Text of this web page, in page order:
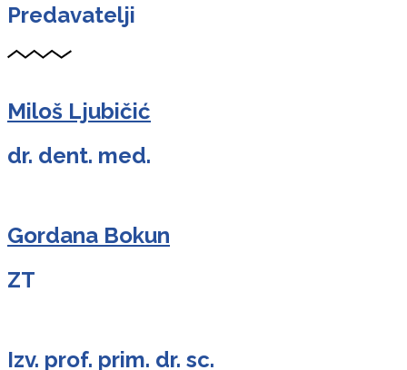
Predavatelji
Miloš Ljubičić
dr. dent. med.
Gordana Bokun
ZT
Izv. prof. prim. dr. sc.